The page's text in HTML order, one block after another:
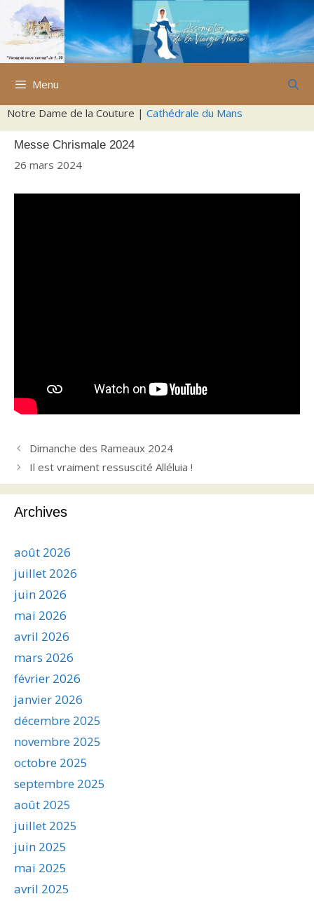
Aller
contenu
Menu
Notre Dame de la Couture | Cathédrale du Mans
Messe Chrismale 2024
26 mars 2024
Dimanche des Rameaux 2024
Il est vraiment ressuscité Alléluia !
Archives
août 2026
juillet 2026
juin 2026
mai 2026
avril 2026
mars 2026
février 2026
janvier 2026
décembre 2025
novembre 2025
octobre 2025
septembre 2025
août 2025
juillet 2025
juin 2025
mai 2025
avril 2025